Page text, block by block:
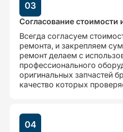
03
Согласование стоимости
Всегда согласуем
ремонта, и закрепляем
ремонт делаем с
профессионального
оригинальных запчастей
качество которых
04